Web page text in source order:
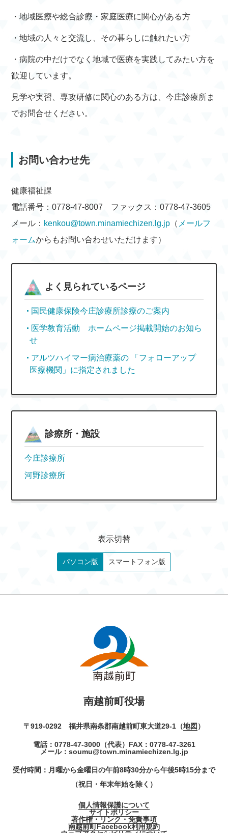
・地域医療や総合診療・家庭医療に関心がある方
・地域の人々と交流し、その暮らしに触れたい方
・病院の中だけでなく地域で医療を実践してみたい方を
歓迎しています。
見学や実習、専攻研修に関心のある方は、今庄診療所ま
でお問合せください。
お問い合わせ先
健康福祉課
電話番号：0778-47-8007 ファックス：0778-47-3605
メール： kenkou@town.minamiechizen.lg.jp （ メールフ
ォームからもお問い合わせいただけます）
よく見られているページ
国民健康保険今庄診療所診療のご案内
医学教育活動 ホームページ掲載開始のお知ら
せ
アルツハイマー病治療薬の 「フォローアップ
医療機関」に指定されました
診療所・施設
今庄診療所
河野診療所
表示切替
パソコン版 スマートフォン版
南越前町役場
〒919-0292 福井県南条郡南越前町東大道29-1（地図 ）
電話： 0778-47-3000（代表） FAX：0778-47-3261
メール： soumu@town.minamiechizen.lg.jp
受付時間：月曜から金曜日の午前8時30分から午後5時15分まで
（祝日・年末年始を除く）
個人情報保護について
サイトポリシー
著作権・リンク・免責事項
南越前町Facebook利用規約